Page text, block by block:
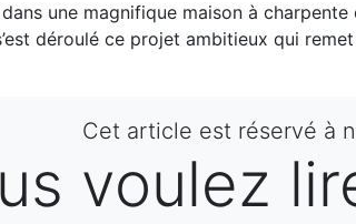
une magnifique maison à
déroulé ce projet ambitieux qui
Cet article est réservé à
voulez